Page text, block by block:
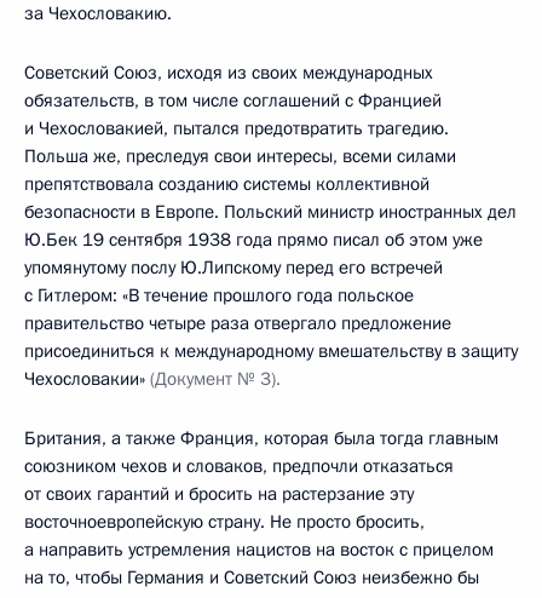
за Чехословакию.
Советский Союз, исходя из своих международных
обязательств, в том числе соглашений с Францией
и Чехословакией, пытался предотвратить трагедию.
Польша же, преследуя свои интересы, всеми силами
препятствовала созданию системы коллективной
безопасности в Европе. Польский министр иностранных дел
Ю.Бек 19 сентября 1938 года прямо писал об этом уже
упомянутому послу Ю.Липскому перед его встречей
с Гитлером: «В течение прошлого года польское
правительство четыре раза отвергало предложение
присоединиться к международному вмешательству в защиту
Чехословакии» (Документ № 3).
Британия, а также Франция, которая была тогда главным
союзником чехов и словаков, предпочли отказаться
от своих гарантий и бросить на растерзание эту
восточноевропейскую страну. Не просто бросить,
а направить устремления нацистов на восток с прицелом
на то, чтобы Германия и Советский Союз неизбежно бы